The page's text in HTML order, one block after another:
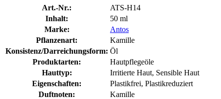
Art.-Nr.:
ATS-H14
Inhalt:
50 ml
Marke:
Antos
Pflanzenart:
Kamille
Konsistenz/Darreichungsform: Öl
Produktarten:
Hautpflegeöle
Hauttyp:
Irritierte Haut, Sensible Haut
Eigenschaften:
Plastikfrei, Plastikreduziert
Duftnoten:
Kamille